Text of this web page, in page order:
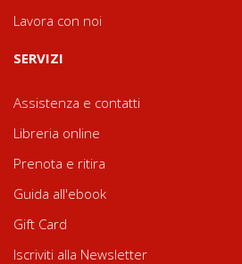
Lavora con noi
SERVIZI
Assistenza e contatti
Libreria online
Prenota e ritira
Guida all'ebook
Gift Card
Iscriviti alla Newsletter